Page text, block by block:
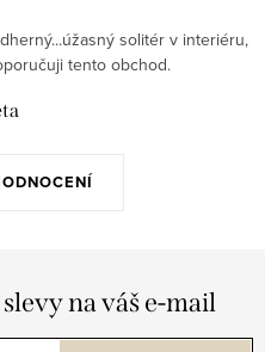
solitér v interiéru,
tento obchod.
na váš e-mail